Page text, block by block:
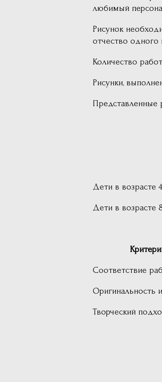
любимый
Рисунок
отчество
Количество
Рисунки,
Представленные
Дети в возрасте
Дети в возрасте
Критерии
Соответствие
Оригинальность
Творческий